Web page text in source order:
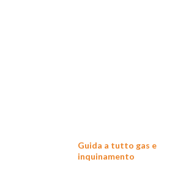
Guida a tutto gas e
inquinamento